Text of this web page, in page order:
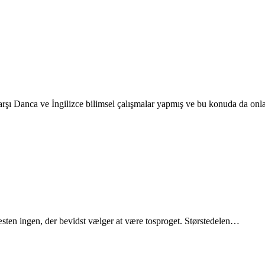
Danca ve İngilizce bilimsel çalışmalar yapmış ve bu konuda da
ingen, der bevidst vælger at være tosproget. Størstedelen…